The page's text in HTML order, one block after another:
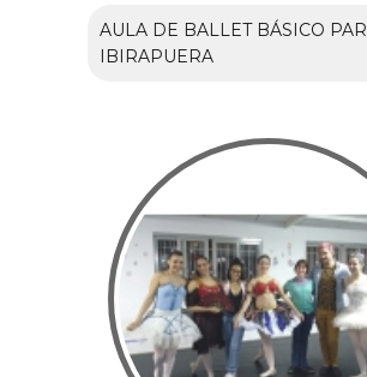
AULA DE BALLET BÁSICO
IBIRAPUERA